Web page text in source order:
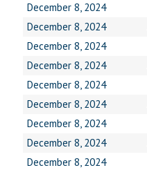
December 8, 2024
December 8, 2024
December 8, 2024
December 8, 2024
December 8, 2024
December 8, 2024
December 8, 2024
December 8, 2024
December 8, 2024